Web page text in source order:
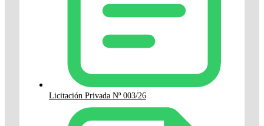
Licitación Privada Nº 003/26